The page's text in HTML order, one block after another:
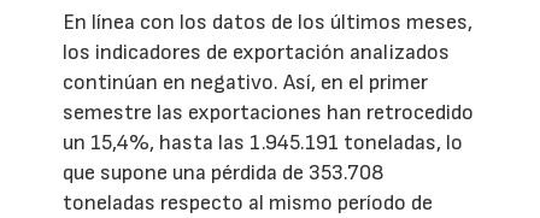
En línea con los datos de los últimos meses,
los indicadores de exportación analizados
continúan en negativo. Así, en el primer
semestre las exportaciones han retrocedido
un 15,4%, hasta las 1.945.191 toneladas, lo
que supone una pérdida de 353.708
toneladas respecto al mismo período de